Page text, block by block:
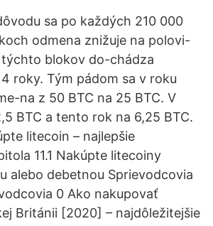
sa po každých 210 000
odmena znižuje na polovi-
blokov do-chádza
roky. Tým pádom sa v roku
na z 50 BTC na 25 BTC. V
BTC a tento rok na 6,25 BTC.
litecoin – najlepšie
11.1 Nakúpte litecoiny
alebo debetnou Sprievodcovia
0 Ako nakupovať
Británii [2020] – najdôležitejšie